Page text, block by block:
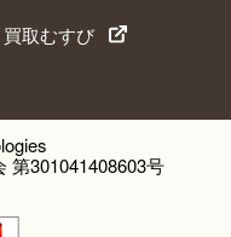
買取むすび
第301041408603号